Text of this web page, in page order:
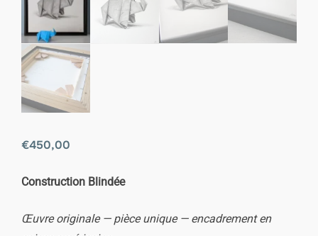
€450,00
Construction Blindée
Œuvre originale — pièce unique — encadrement en